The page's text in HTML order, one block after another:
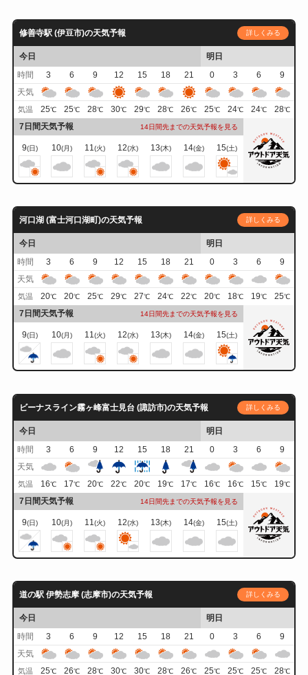
修善寺駅 (伊豆市)の天気予報 詳しくみる
今日
明日
時間
3 6 9 12 15 18 21 0 3 6
9
天気
気温 25℃ 25℃ 28℃ 30℃ 29℃ 28℃ 26℃ 25℃ 24℃ 24℃ 28℃
7日間天気予報 14日間先までの天気予報を見る
9(日) 10(月) 11(火) 12(水) 13(木) 14(金) 15(土)
河口湖 (富士河口湖町)の天気予報 詳しくみる
今日
明日
時間
3 6 9 12 15 18 21 0 3 6
9
天気
気温 20℃ 20℃ 25℃ 29℃ 27℃ 24℃ 22℃ 20℃ 18℃ 19℃ 25℃
7日間天気予報 14日間先までの天気予報を見る
9(日) 10(月) 11(火) 12(水) 13(木) 14(金) 15(土)
ビーナスライン霧ヶ峰富士見台 (諏訪市)の天気予報 詳しくみる
今日
明日
時間
3 6 9 12 15 18 21 0 3 6
9
天気
気温 16℃ 17℃ 20℃ 22℃ 20℃ 19℃ 17℃ 16℃ 16℃ 15℃ 19℃
7日間天気予報 14日間先までの天気予報を見る
9(日) 10(月) 11 (火) 12(水) 13(木) 14(金) 15(土)
道の駅 伊勢志摩 (志摩市)の天気予報 詳しくみる
今日
明日
時間
3 6 9 12 15 18 21 0 3 6
9
天気
気温 25℃ 26℃ 28℃ 30℃ 30℃ 28℃ 26℃ 25℃ 25℃ 25℃ 28℃